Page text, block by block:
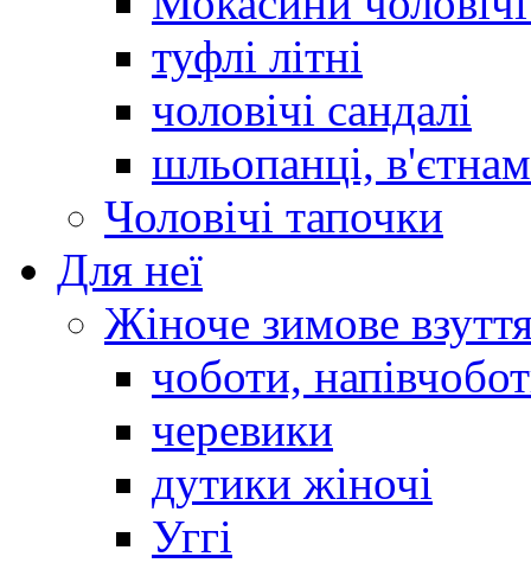
туфлі літні
чоловічі сандалі
шльопанці,
Чоловічі тапочки
Для неї
Жіноче зимове
чоботи,
черевики
дутики жіночі
Уггі